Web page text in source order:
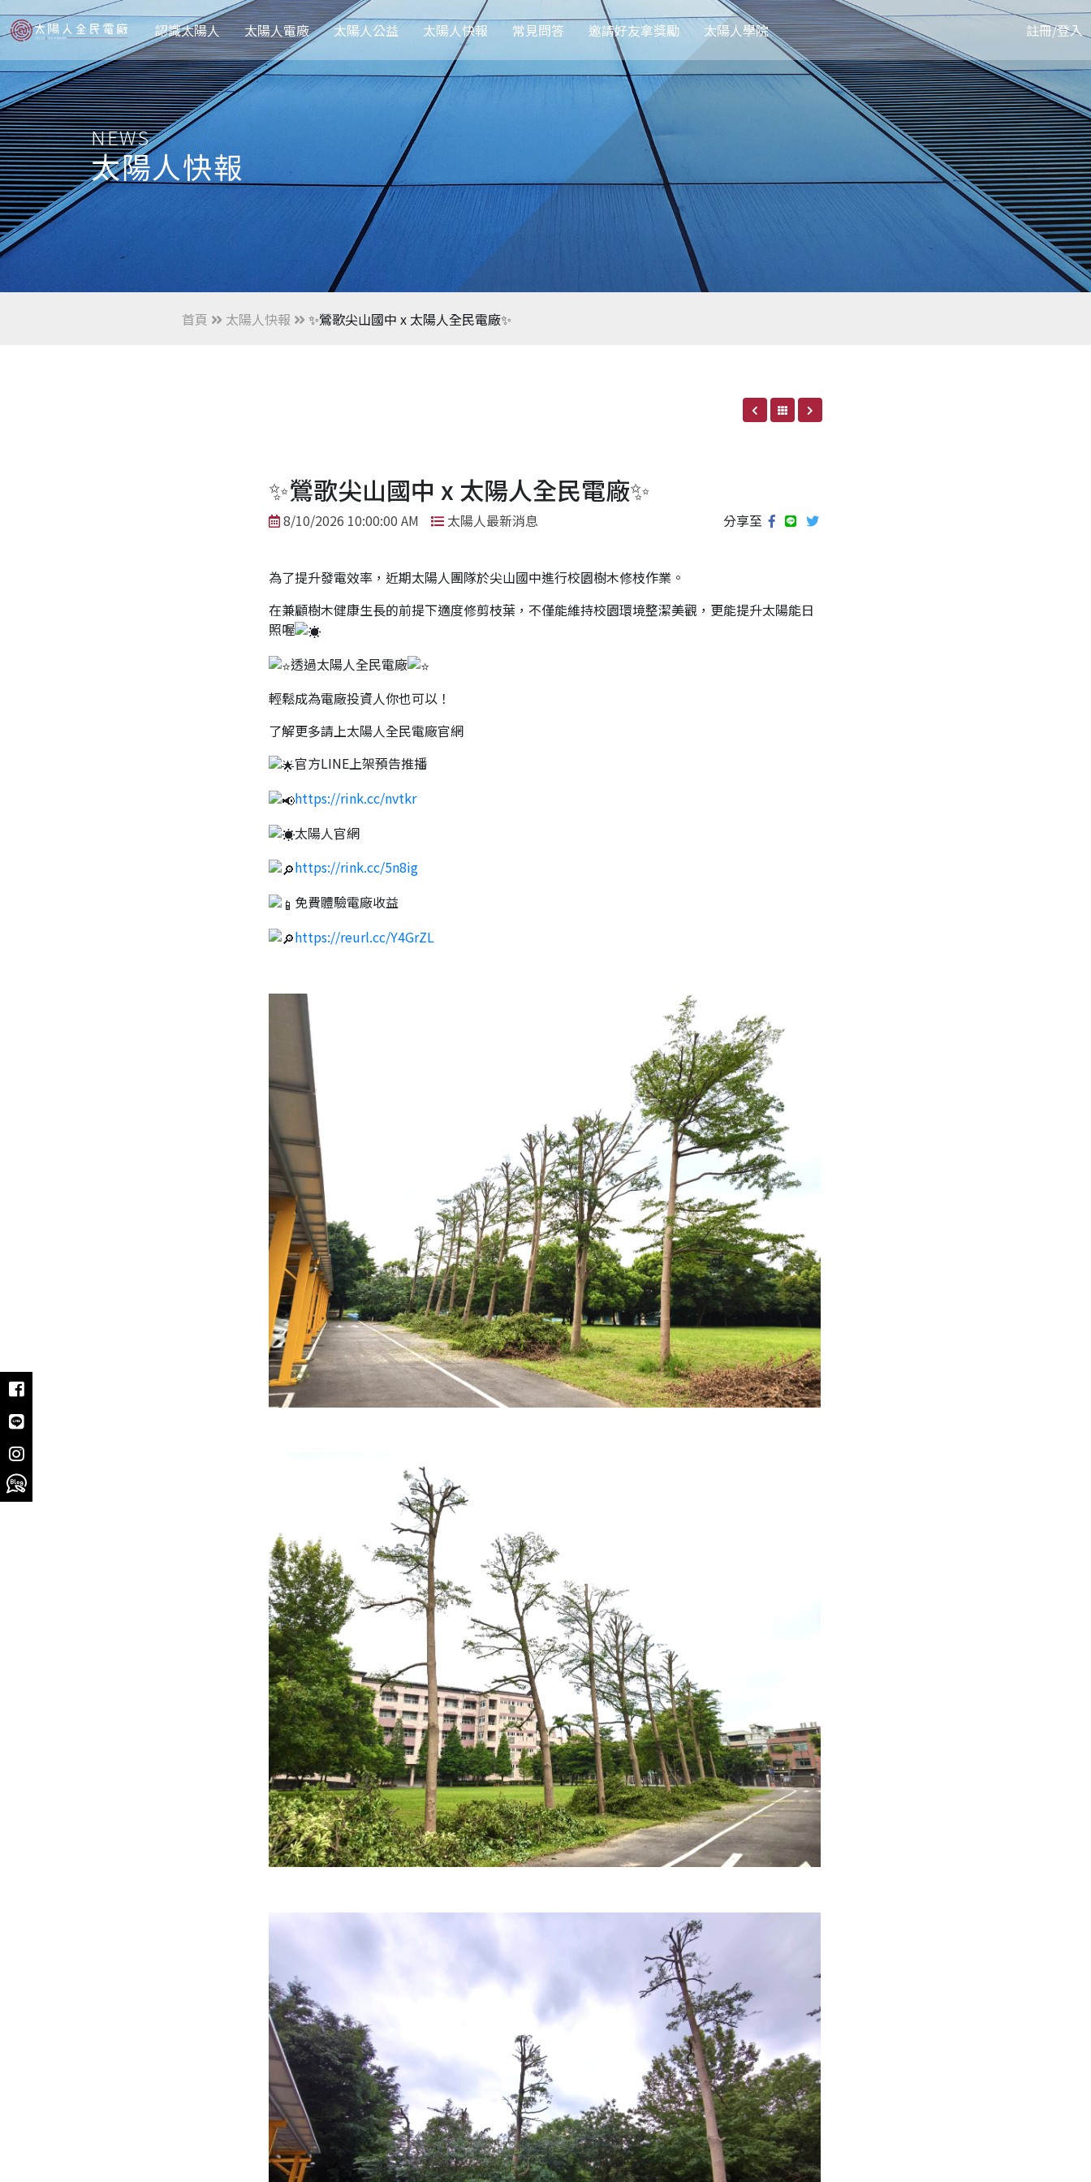
認識太陽人 太陽人電廠 太陽人公益 太陽人快報 常見問答 邀請好友拿獎勵 太陽人學院 註冊/登入
NEWS
太陽人快報
首頁 太陽人快報 ✨鶯歌尖山國中 x 太陽人全民電廠✨
✨鶯歌尖山國中 x 太陽人全民電廠✨
8/10/2026 10:00:00 AM 太陽人最新消息 分享至
為了提升發電效率，近期太陽人團隊於尖山國中進行校園樹木修枝作業。
在兼顧樹木健康生長的前提下適度修剪枝葉，不僅能維持校園環境整潔美觀，更能提升太陽能日
照喔
透過太陽人全民電廠
輕鬆成為電廠投資人你也可以！
了解更多請上太陽人全民電廠官網
官方LINE上架預告推播
https://rink.cc/nvtkr
太陽人官網
https://rink.cc/5n8ig
免費體驗電廠收益
https://reurl.cc/Y4GrZL